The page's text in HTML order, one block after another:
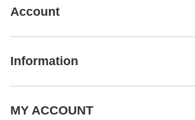
Account
Information
MY ACCOUNT